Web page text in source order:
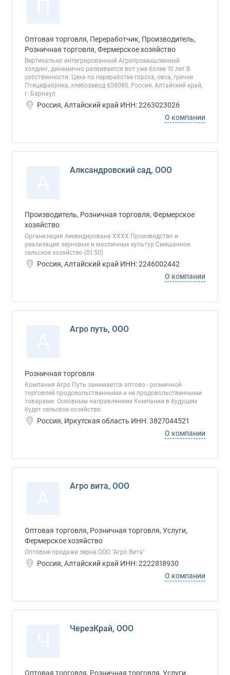
Оптовая торговля, Переработчик, Производитель,
Розничная торговля, Фермерское хозяйство
Вертикально интегрированный Агропромышленный
холдинг, динамично развивается вот уже более 10 лет В
собственности: Цеха по переработке гороха, овса, гречки
Птицефабрика, хлебозавод 658080, Россия, Алтайский край,
г. Барнаул
Россия, Алтайский край ИНН: 2263023026
О компании
Алксандровский сад, ООО
Производитель, Розничная торговля, Фермерское
хозяйство
Организация ликвидирована ХХХХ Производство и
реализация зерновых и масличных культур Смешанное
сельское хозяйство (01.50)
Россия, Алтайский край ИНН: 2246002442
О компании
Агро путь, ООО
Розничная торговля
Компания Агро Путь занимается оптово - розничной
торговлей продовольственными и не продовольственными
товарами. Основным направлением Компании в будущем
будет сельское хозяйство.
Россия, Иркутская область ИНН: 3827044521
О компании
Агро вита, ООО
Оптовая торговля, Розничная торговля, Услуги,
Фермерское хозяйство
Оптовые продажи зерна ООО "Агро Вита"
Россия, Алтайский край ИНН: 2222818930
О компании
ЧерезКрай, ООО
Оптовая торговля, Розничная торговля, Услуги